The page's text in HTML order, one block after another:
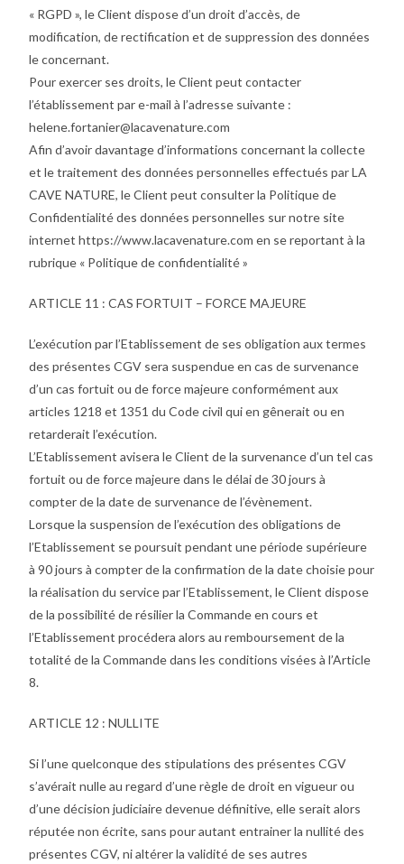
« RGPD », le Client dispose d’un droit d’accès, de
modification, de rectification et de suppression des données
le concernant.
Pour exercer ses droits, le Client peut contacter
l’établissement par e-mail à l’adresse suivante :
helene.fortanier@lacavenature.com
Afin d’avoir davantage d’informations concernant la collecte
et le traitement des données personnelles effectués par LA
CAVE NATURE, le Client peut consulter la Politique de
Confidentialité des données personnelles sur notre site
internet https://www.lacavenature.com en se reportant à la
rubrique « Politique de confidentialité »
ARTICLE 11 : CAS FORTUIT – FORCE MAJEURE
L’exécution par l’Etablissement de ses obligation aux termes
des présentes CGV sera suspendue en cas de survenance
d’un cas fortuit ou de force majeure conformément aux
articles 1218 et 1351 du Code civil qui en gênerait ou en
retarderait l’exécution.
L’Etablissement avisera le Client de la survenance d’un tel cas
fortuit ou de force majeure dans le délai de 30 jours à
compter de la date de survenance de l’évènement.
Lorsque la suspension de l’exécution des obligations de
l’Etablissement se poursuit pendant une période supérieure
à 90 jours à compter de la confirmation de la date choisie pour
la réalisation du service par l’Etablissement, le Client dispose
de la possibilité de résilier la Commande en cours et
l’Etablissement procédera alors au remboursement de la
totalité de la Commande dans les conditions visées à l’Article
8.
ARTICLE 12 : NULLITE
Si l’une quelconque des stipulations des présentes CGV
s’avérait nulle au regard d’une règle de droit en vigueur ou
d’une décision judiciaire devenue définitive, elle serait alors
réputée non écrite, sans pour autant entrainer la nullité des
présentes CGV, ni altérer la validité de ses autres